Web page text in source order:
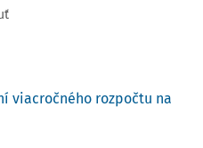
viacročného rozpočtu na